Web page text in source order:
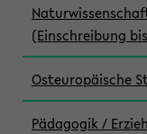
(Einschreibung
Osteuropäische
Pädagogik /